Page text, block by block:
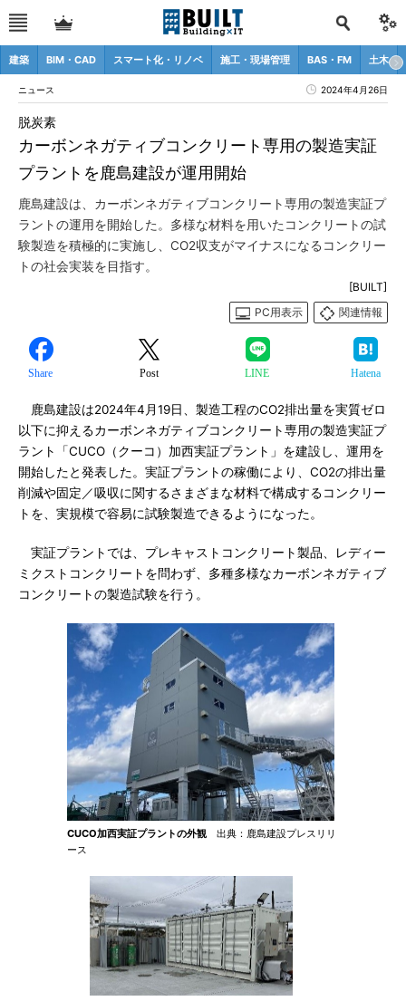
建築 BIM・CAD スマート化・リノベ 施工・現場管理 BAS・FM 土木
ニュース 2024年4月26日
カーボンネガティブコンクリート専用の製造実証
プラントを鹿島建設が運用開始
脱炭素
鹿島建設は、カーボンネガティブコンクリート専用の製造実証プ
ラントの運用を開始した。多様な材料を用いたコンクリートの試
験製造を積極的に実施し、CO2収支がマイナスになるコンクリー
トの社会実装を目指す。
[BUILT]
PC用表示
関連情報
Share Post LINE Hatena
鹿島建設は2024年4月19日、製造工程のCO2排出量を実質ゼロ
以下に抑えるカーボンネガティブコンクリート専用の製造実証プ
ラント「CUCO（クーコ）加西実証プラント」を建設し、運用を
開始したと発表した。実証プラントの稼働により、CO2の排出量
削減や固定／吸収に関するさまざまな材料で構成するコンクリー
トを、実規模で容易に試験製造できるようになった。
実証プラントでは、プレキャストコンクリート製品、レディー
ミクストコンクリートを問わず、多種多様なカーボンネガティブ
コンクリートの製造試験を行う。
CUCO加西実証プラントの外観 出典：鹿島建設プレスリリ
ース